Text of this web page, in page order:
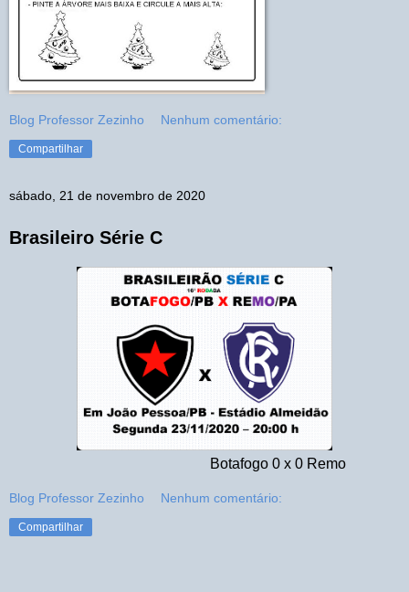
Blog Professor Zezinho Nenhum comentário:
Compartilhar
sábado, 21 de novembro de 2020
Brasileiro Série C
Botafogo 0 x 0 Remo
Blog Professor Zezinho Nenhum comentário:
Compartilhar